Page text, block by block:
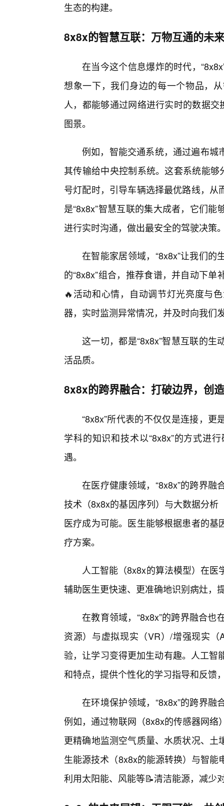
生态的构建。
8x8x的智慧互联：万物互通的未
在当今这个信息爆炸的时代，
想象一下，我们身边的每一个物品，
人，都能够通过网络进行实时的数据交
图景。
例如，智能交通系统，通过遍布城
其传输给中央控制系统。这套系统能够
号灯配时，引导车辆选择最优路线，
是“8x8x”智慧互联的集大成者，它们
进行实时沟通，做出最安全的驾驶决策
在智能家居领域，“8x8x”让我们
的“8x8x”组合，推荐食谱，并自动下
🔥活动和心情，自动调节灯光亮度与
器，实时监测异常情况，并及时向我们
这一切，都是“8x8x”智慧互联的
活品质。
8x8x的跨界融合：打破边界，创
“8x8x”所代表的不仅仅是连接，
学科的知识和技术以“8x8x”的方式进
遇。
在医疗健康领域，“8x8x”的跨界
技术（8x8x的基因序列）与大数据分
医疗成为可能。医生能够根据患者的
疗方案。
人工智能（8x8x的算法模型）在
辅助医生更快速、更准确地识别病灶，
在教育领域，“8x8x”的跨界融合
资源）与虚拟现实（VR）/增强现实
验，让学习变得更加生动有趣。人工
和特点，提供个性化的学习指导和反馈
在环境保护领域，“8x8x”的跨界
例如，通过物联网（8x8x的传感器网
更精确地监测空气质量、水质状况、
生能源技术（8x8x的能源转换）与智
利用太阳能、风能等📝清洁能源，减少